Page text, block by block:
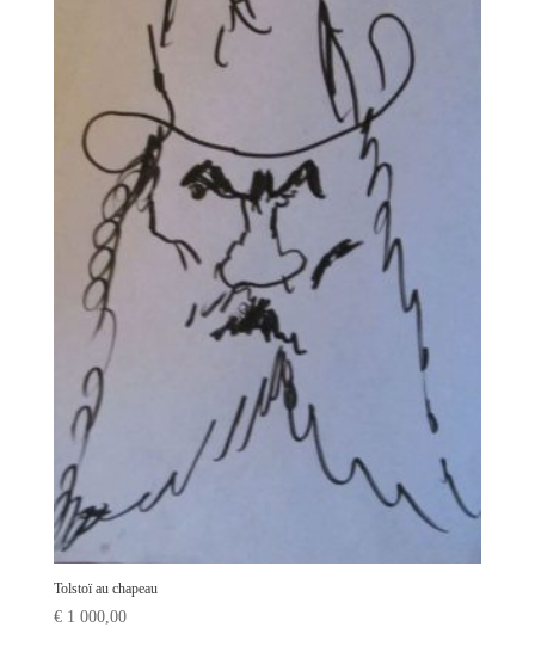
Tolstoï au chapeau
€1 000,00